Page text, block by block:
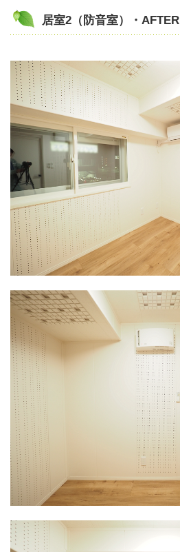
居室2（防音室）・AFTER